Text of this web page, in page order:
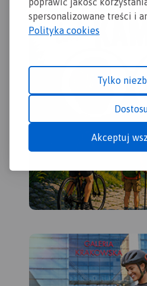
spersonalizowane treści i
Polityka cookies
Tylko
Akceptuj